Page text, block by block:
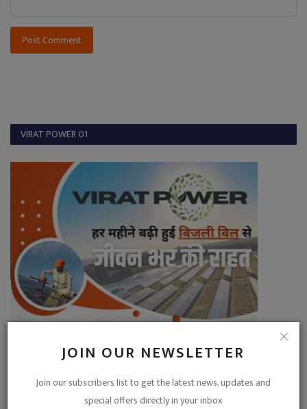
JOIN OUR NEWSLETTER
Join our subscribers list to get the latest news, updates and
special offers directly in your inbox
Post Comment
VIRAT POWER 01